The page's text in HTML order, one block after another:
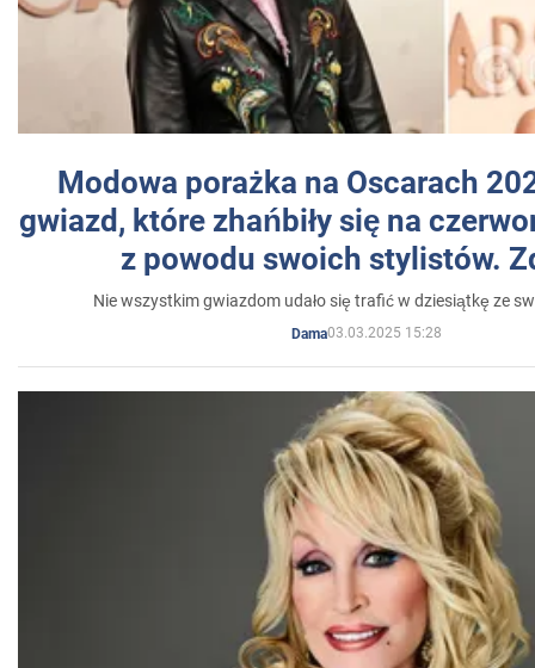
Modowa porażka na Oscarach
gwiazd, które zhańbiły się na
z powodu swoich stylistów.
Nie wszystkim gwiazdom udało się trafić w dziesiątkę ze
Dama03.03.2025 15:28